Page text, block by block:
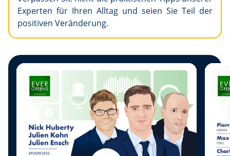
Experten für Ihren Alltag und seien Sie Teil der
positiven Veränderung.